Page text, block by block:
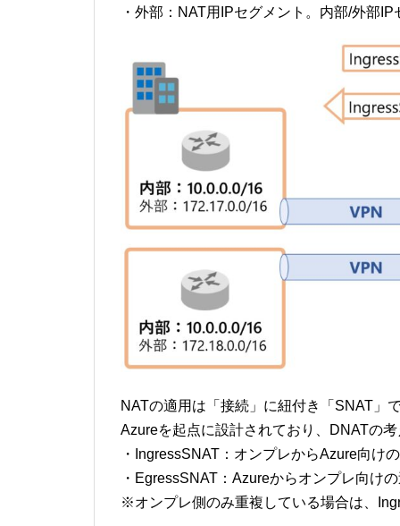
・外部：NAT用IPセグメント。内部/外部
NATの適用は「接続」に紐付き「SNAT」
Azureを起点に設計されており、DNATの
・IngressSNAT：オンプレからAzure向け
・EgressSNAT：Azureからオンプレ向け
※オンプレ側のみ重複している場合は、